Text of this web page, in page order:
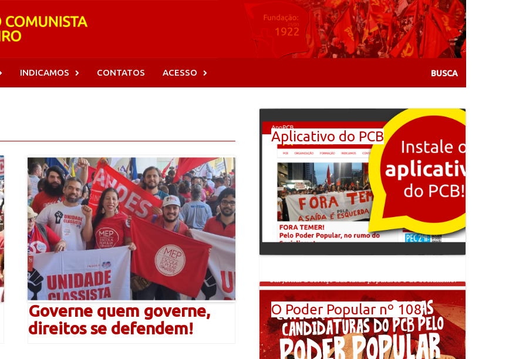
INDICAMOS CONTATOS ACESSO
Governe quem governe,
direitos se defendem!
Aplicativo do PCB
O Poder Popular nº 108